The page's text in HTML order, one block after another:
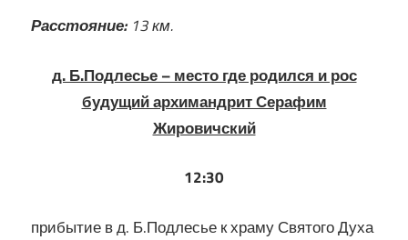
Расстояние:13 км.
д. Б.Подлесье – место где родился и рос
будущий архимандрит Серафим
Жировичский
12:30
прибытие в д. Б.Подлесье к храму Святого Духа